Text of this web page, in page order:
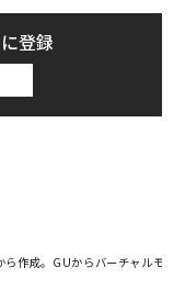
登録
作成。GUからバーチャルモデ